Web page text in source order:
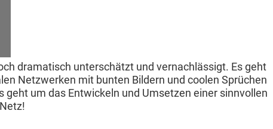
drama­tisch unter­schätzt und ver­nach­läs­sigt. Es geht
Net­zw­erken mit bun­ten Bildern und coolen Sprüchen
geht um das Entwick­eln und Umset­zen ein­er sin­nvollen